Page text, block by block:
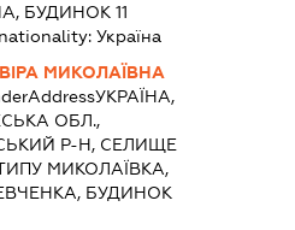
БУДИНОК 11
Україна
МИКОЛАЇВНА
УКРАЇНА,
ОБЛ.,
Р-Н, СЕЛИЩЕ
МИКОЛАЇВКА,
БУДИНОК